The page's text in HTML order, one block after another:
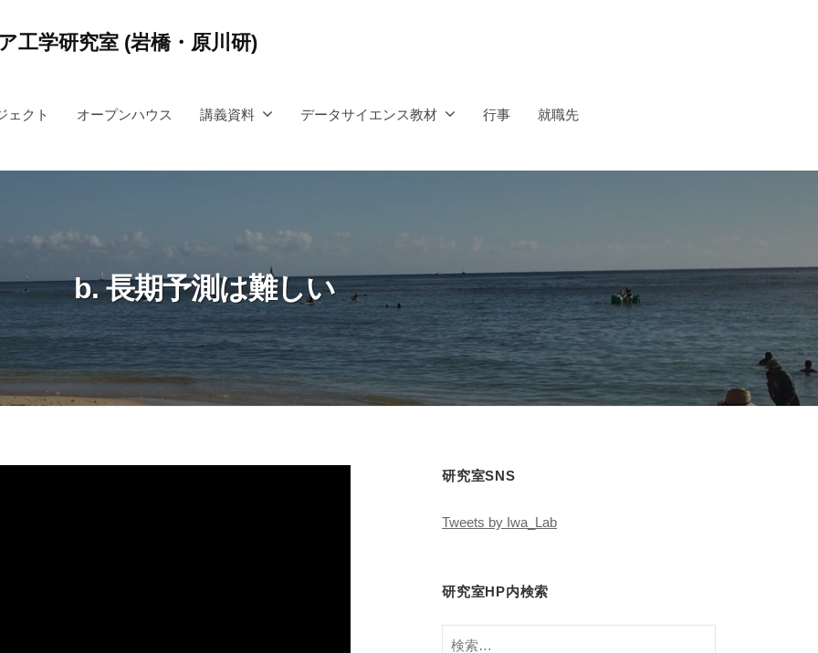
工学研究室 (岩橋・原川研)
ェクト オープンハウス 講義資料 データサイエンス教材 行事 就職先
b. 長期予測は難しい
研究室SNS
Tweets by Iwa_Lab
研究室HP内検索
検